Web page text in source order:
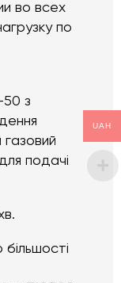
во всех
по
50 з
подачі
UAH